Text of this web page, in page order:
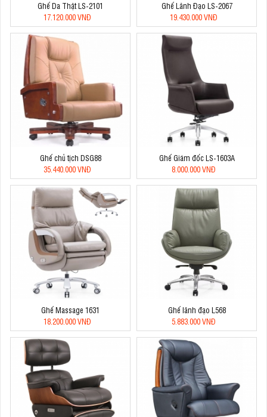
Ghế Da Thật LS-2101
17.120.000 VNĐ
Ghế Lãnh Đạo LS-2067
19.430.000 VNĐ
Ghế chủ tịch DSG88
35.440.000 VNĐ
Ghế Giám đốc LS-1603A
8.000.000 VNĐ
Ghế Massage 1631
18.200.000 VNĐ
Ghế lãnh đạo L568
5.883.000 VNĐ